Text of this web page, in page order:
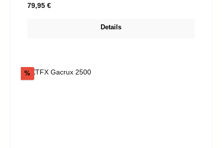
Regulärer Preis:
79,95 €
Details
%Rabatt